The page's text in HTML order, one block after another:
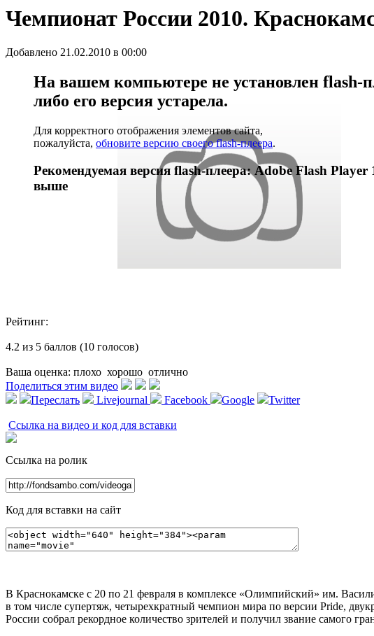
Чемпионат России 2010.
Добавлено 21.02.2010 в 00:00
На вашем компьютере не установлен flash-
либо его версия устарела.
Для корректного отображения элементов сайта,
пожалуйста, обновите версию своего flash-плеера.
Рекомендуемая версия flash-плеера: Adobe Flash Player
выше
Рейтинг:
4.2 из 5 баллов (10 голосов)
Ваша оценка: плохо хорошо отлично
Поделиться этим видео
Переслать
Livejournal Facebook Google Twitter
Ссылка на видео и код для вставки
Ссылка на ролик
Код для вставки на сайт
В Краснокамске с 20 по 21 февраля в комплексе «Олимпийский» им.
в том числе супертяж, четырехкратный чемпион мира по версии Pride,
России собрал рекордное количество зрителей и получил звание самого